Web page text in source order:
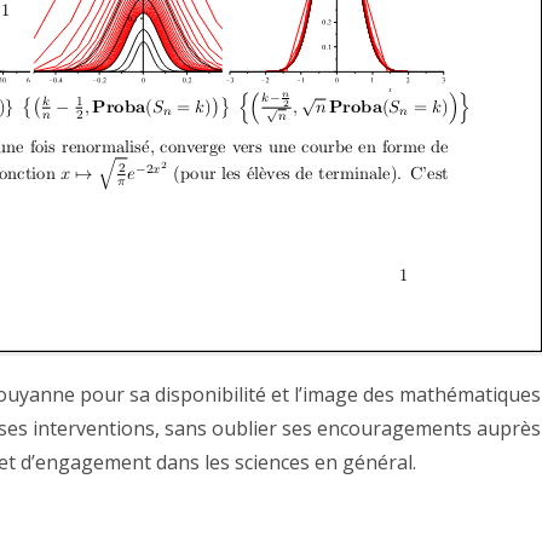
pour sa disponibilité et l’image des mathématiques
interventions, sans oublier ses encouragements auprès
d’engagement dans les sciences en général.